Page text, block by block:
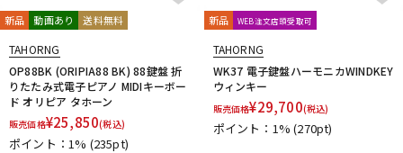
新品 動画あり 送料無料
TAHORNG
OP88BK (ORIPIA88 BK) 88鍵盤 折
りたたみ式電子ピアノ MIDIキーボー
ド オリピア タホーン
販売価格¥25,850(税込)
ポイント：1% (235pt)
新品 WEB注文店頭受取可
TAHORNG
WK37 電子鍵盤ハーモニカWINDKEY
ウィンキー
販売価格¥29,700(税込)
ポイント：1%(270pt)